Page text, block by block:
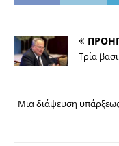
Τρία
Μια διάψευση